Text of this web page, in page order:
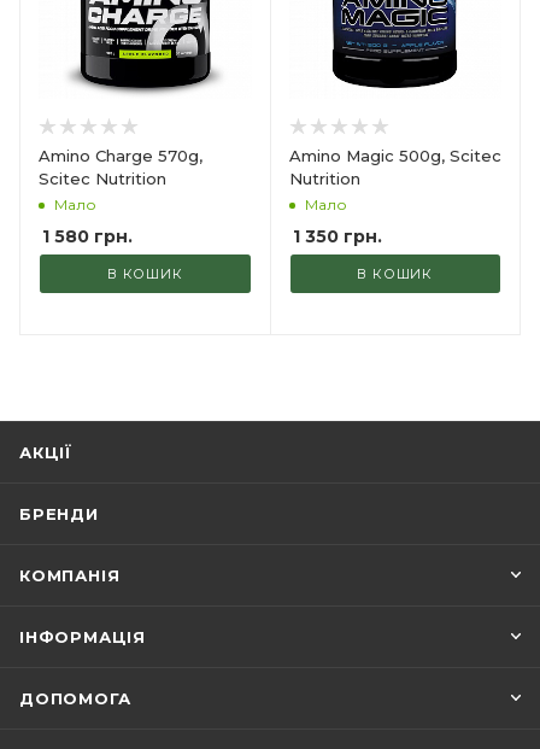
Amino Charge 570g,
Scitec Nutrition
Мало
1 580 грн.
В КОШИК
Amino Magic 500g, Scitec
Nutrition
Мало
1 350грн.
В КОШИК
АКЦІЇ
БРЕНДИ
КОМПАНІЯ
ІНФОРМАЦІЯ
ДОПОМОГА